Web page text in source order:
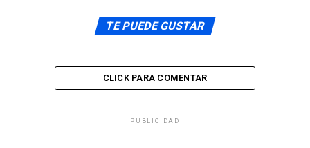
Sobre lo determinado por el tribunal de alzada, no
tardaron las reacciones, y entre ellas, la del alcalde de la
requerimientos de la familia por justicia en el caso de
Mónica Mansilla.
TE PUEDE GUSTAR
CLICK PARA COMENTAR
PUBLICIDAD